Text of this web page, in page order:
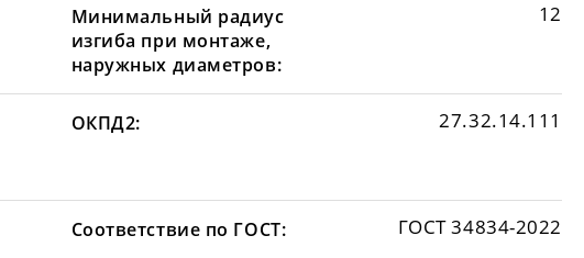
Минимальный радиус
изгиба при монтаже,
наружных диаметров:
12
ОКПД2: 27.32.14.111
Соответствие по ГОСТ: ГОСТ 34834-2022